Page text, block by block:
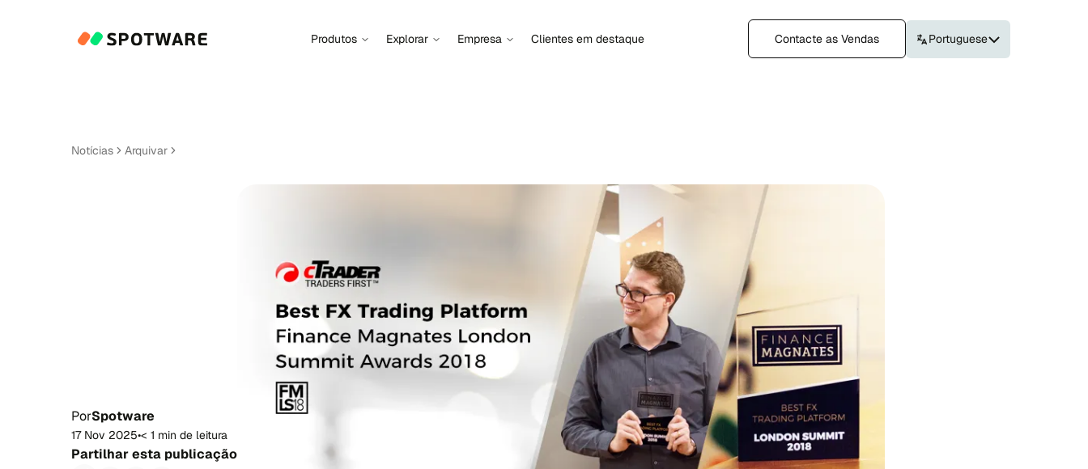
Produtos Explorar Empresa Clientes em destaque Contacte as Vendas Portuguese
Notícias Arquivar
PorSpotware
17 Nov 2025•< 1 min de leitura
Partilhar esta publicação